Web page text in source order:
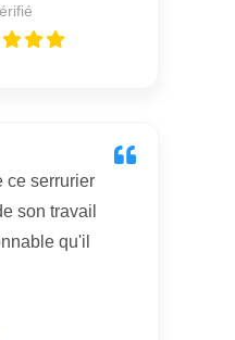
ce serrurier
son travail
qu'il